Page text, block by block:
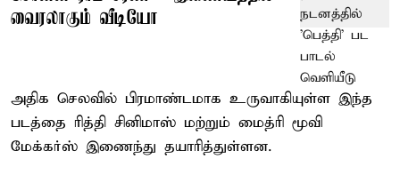
வைரலாகும் வீடியோ
அதிக செலவில் பிரமாண்டமாக உருவாகியுள்ள இந்த
படத்தை ரித்தி சினிமாஸ் மற்றும் மைத்ரி மூவி
மேக்கர்ஸ் இணைந்து தயாரித்துள்ளன.